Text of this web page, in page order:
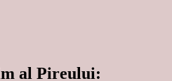
al Pireului: